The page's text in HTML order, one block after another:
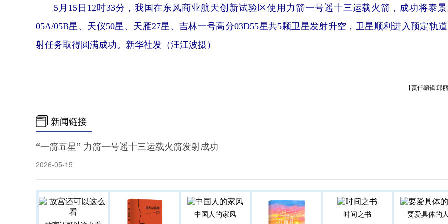
5月15日12时33分，我国在东风商业航天创新试验区使用力箭一号遥十三运载火箭，成功将泰
05A/05B星、天仪50星、天雁27星、吉林一号高分03D55星共5颗卫星发射升空，卫星顺利进入预定轨
射任务取得圆满成功。新华社发（汪江波摄）
【责任编辑:邱
新闻链接
“一箭五星” 力箭一号遥十三运载火箭发射成功
2026-05-15
中国人的家风 时间之书 要爱具体的人